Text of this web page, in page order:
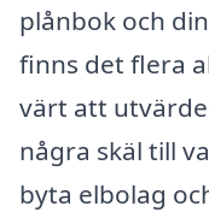
plånbok och
finns det flera
värt att
några skäl till
byta elbolag